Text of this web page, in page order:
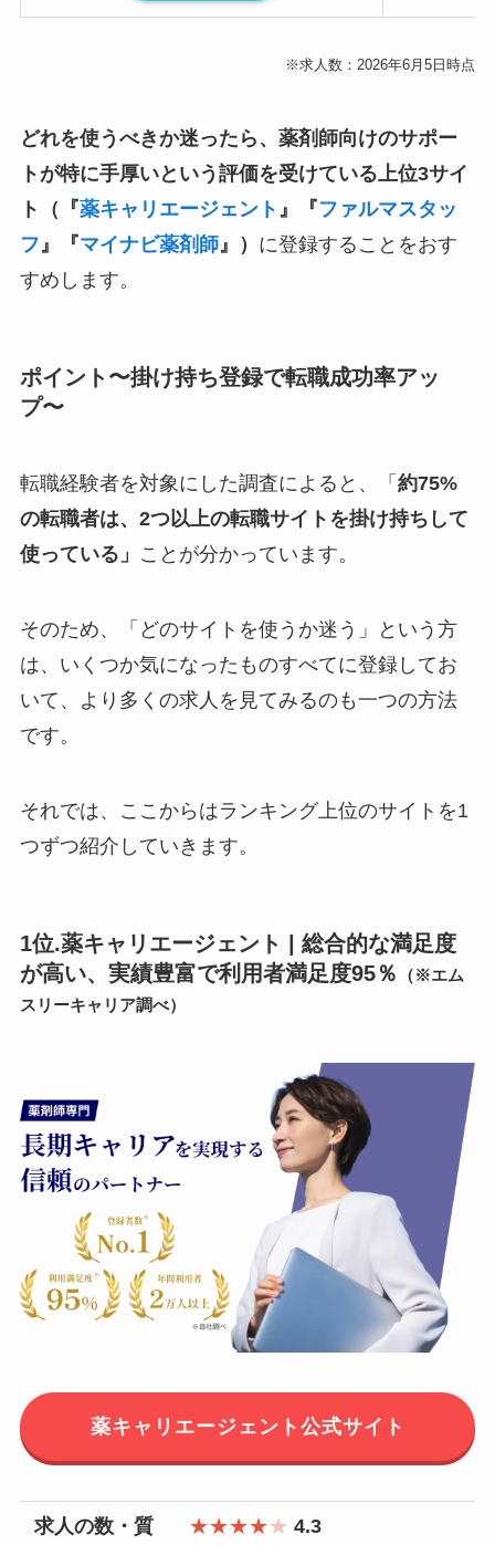
※求人数：2026年6月5日時点
どれを使うべきか迷ったら、 薬剤師向けのサポー
トが特に手厚いという評価を受けている上位3サイ
ト（『薬キャリエージェント 』『ファルマスタッ
フ 』『マイナビ薬剤師』） に登録することをおす
すめします。
ポイント〜掛け持ち登録で転職成功率アッ
プ〜
転職経験者を対象にした調査によると、「 約75%
の転職者は、2つ以上の転職サイトを掛け持ちして
使っている」 ことが分かっています。
そのため、「どのサイトを使うか迷う」という方
は、いくつか気になったものすべてに登録してお
いて、より多くの求人を見てみるのも一つの方法
です。
それでは、ここからはランキング上位のサイトを1
つずつ紹介していきます。
1位.薬キャリエージェント | 総合的な満足度
が高い、実績豊富で利用者満足度95％
（※エム
スリーキャリア調べ）
薬キャリエージェント公式サイト
求人の数・質 ★★★★★ 4.3